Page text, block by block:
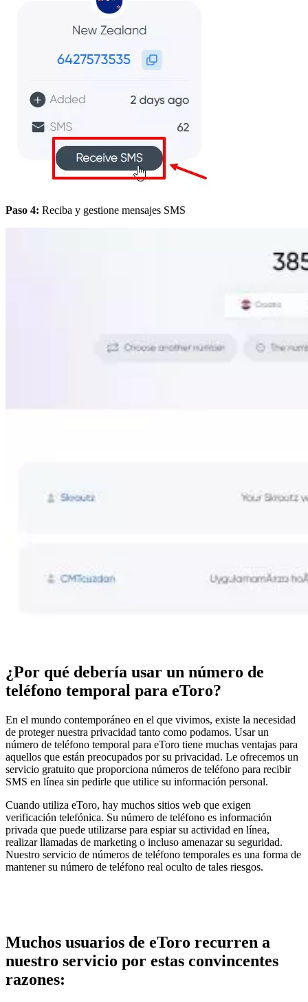
Paso 4: Reciba y gestione mensajes SMS
¿Por qué debería usar un número de
teléfono temporal para eToro?
En el mundo contemporáneo en el que vivimos, existe la necesidad
de proteger nuestra privacidad tanto como podamos. Usar un
número de teléfono temporal para eToro tiene muchas ventajas para
aquellos que están preocupados por su privacidad. Le ofrecemos un
servicio gratuito que proporciona números de teléfono para recibir
SMS en línea sin pedirle que utilice su información personal.
Cuando utiliza eToro, hay muchos sitios web que exigen
verificación telefónica. Su número de teléfono es información
privada que puede utilizarse para espiar su actividad en línea,
realizar llamadas de marketing o incluso amenazar su seguridad.
Nuestro servicio de números de teléfono temporales es una forma de
mantener su número de teléfono real oculto de tales riesgos.
Muchos usuarios de eToro recurren a
nuestro servicio por estas convincentes
razones: